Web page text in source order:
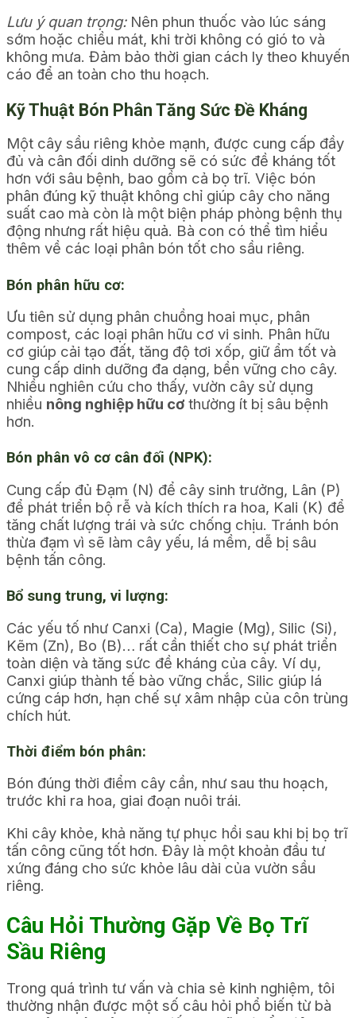
Lưu ý quan trọng:Nên phun thuốc vào lúc sáng
sớm hoặc chiều mát, khi trời không có gió to và
không mưa. Đảm bảo thời gian cách ly theo khuyến
cáo để an toàn cho thu hoạch.
Kỹ Thuật Bón Phân Tăng Sức Đề Kháng
Một cây sầu riêng khỏe mạnh, được cung cấp đầy
đủ và cân đối dinh dưỡng sẽ có sức đề kháng tốt
hơn với sâu bệnh, bao gồm cả bọ trĩ. Việc bón
phân đúng kỹ thuật không chỉ giúp cây cho năng
suất cao mà còn là một biện pháp phòng bệnh thụ
động nhưng rất hiệu quả. Bà con có thể tìm hiểu
thêm về các loại phân bón tốt cho sầu riêng.
Bón phân hữu cơ:
Ưu tiên sử dụng phân chuồng hoai mục, phân
compost, các loại phân hữu cơ vi sinh. Phân hữu
cơ giúp cải tạo đất, tăng độ tơi xốp, giữ ẩm tốt và
cung cấp dinh dưỡng đa dạng, bền vững cho cây.
Nhiều nghiên cứu cho thấy, vườn cây sử dụng
nhiều nông nghiệp hữu cơ thường ít bị sâu bệnh
hơn.
Bón phân vô cơ cân đối (NPK):
Cung cấp đủ Đạm (N) để cây sinh trưởng, Lân (P)
để phát triển bộ rễ và kích thích ra hoa, Kali (K) để
tăng chất lượng trái và sức chống chịu. Tránh bón
thừa đạm vì sẽ làm cây yếu, lá mềm, dễ bị sâu
bệnh tấn công.
Bổ sung trung, vi lượng:
Các yếu tố như Canxi (Ca), Magie (Mg), Silic (Si),
Kẽm (Zn), Bo (B)… rất cần thiết cho sự phát triển
toàn diện và tăng sức đề kháng của cây. Ví dụ,
Canxi giúp thành tế bào vững chắc, Silic giúp lá
cứng cáp hơn, hạn chế sự xâm nhập của côn trùng
chích hút.
Thời điểm bón phân:
Bón đúng thời điểm cây cần, như sau thu hoạch,
trước khi ra hoa, giai đoạn nuôi trái.
Khi cây khỏe, khả năng tự phục hồi sau khi bị bọ trĩ
tấn công cũng tốt hơn. Đây là một khoản đầu tư
xứng đáng cho sức khỏe lâu dài của vườn sầu
riêng.
Câu Hỏi Thường Gặp Về Bọ Trĩ
Sầu Riêng
Trong quá trình tư vấn và chia sẻ kinh nghiệm, tôi
thường nhận được một số câu hỏi phổ biến từ bà